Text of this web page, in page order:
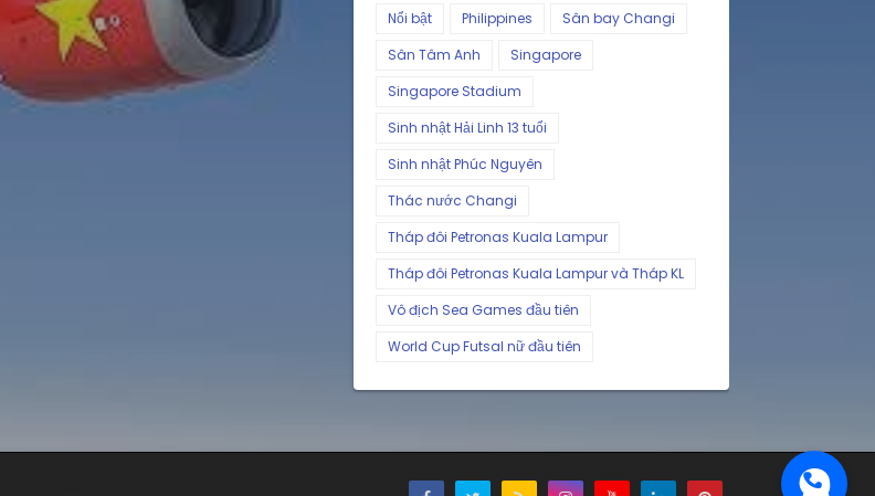
Nổi bật
Philippines
Sân bay Changi
Sân Tâm Anh
Singapore
Singapore Stadium
Sinh nhật Hải Linh 13 tuổi
Sinh nhật Phúc Nguyên
Thác nước Changi
Tháp đôi Petronas Kuala Lampur
Tháp đôi Petronas Kuala Lampur và Tháp KL
Vô địch Sea Games đầu tiên
World Cup Futsal nữ đầu tiên